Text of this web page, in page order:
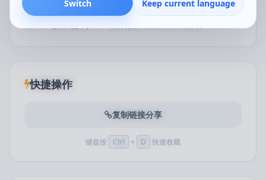
在线 JPG 转 PNG 工具，支持批量将 JPG 图片转换为 PNG
快捷操作
复制链接分享
键盘按 Ctrl + D 快速收藏
Switch Keep current language